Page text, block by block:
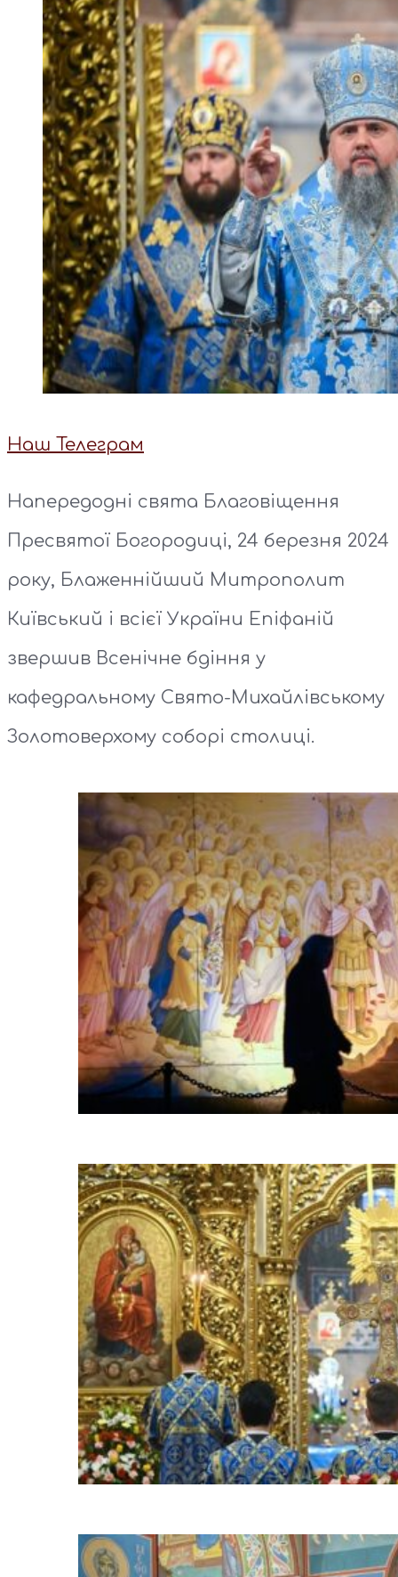
Наш Телеграм
Напередодні свята Благовіщення
Пресвятої Богородиці, 24 березня 2024
року, Блаженнійший Митрополит
Київський і всієї України Епіфаній
звершив Всенічне бдіння у
кафедральному Свято-Михайлівському
Золотоверхому соборі столиці.